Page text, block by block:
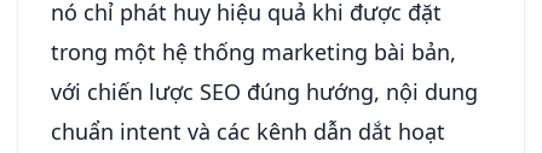
nó chỉ phát huy hiệu quả khi được đặt
trong một hệ thống marketing bài bản,
với chiến lược SEO đúng hướng, nội dung
chuẩn intent và các kênh dẫn dắt hoạt